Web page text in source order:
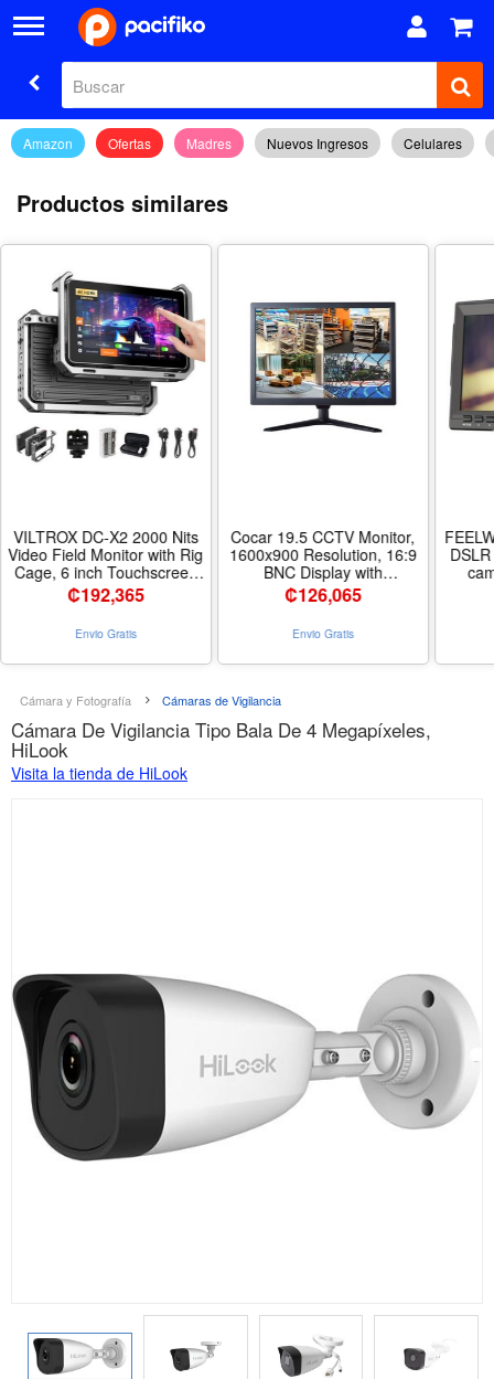
Amazon Ofertas Madres Nuevos Ingresos Celulares
Productos similares
VILTROX DC-X2 2000 Nits
Video Field Monitor with Rig
Cage, 6 inch Touchscreen
4K HDMI in/Out On Camera
Monitor with Sunshade
Hood Battery, 1920X1080
HD Focus Peaking 3D Lut
Full Waveform RGB Parada
₡192,365
Envio Gratis
Cocar 19.5 CCTV Monitor,
1600x900 Resolution, 16:9
BNC Display with
Component
BNC/YPbPr/VGA/HDMI/Audio
Jack, TFT LCD for Security
Cameras, NVR/DVR, Home
Surveillance, VESA Wall
CCTV monitor 16:9
₡126,065
Envio Gratis
Cámara y Fotografía Cámaras de Vigilancia
Cámara De Vigilancia Tipo Bala De 4 Megapíxeles,
HiLook
Visita la tienda de HiLook